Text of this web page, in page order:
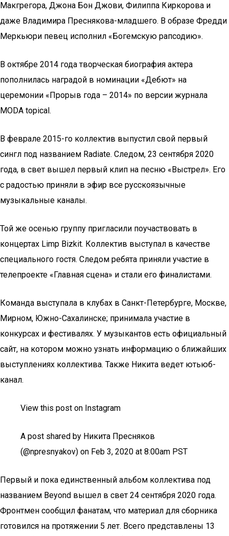
Макгрегора, Джона Бон Джови, Филиппа Киркорова и
даже Владимира Преснякова-младшего. В образе Фредди
Меркьюри певец исполнил «Богемскую рапсодию».
В октябре 2014 года творческая биография актера
пополнилась наградой в номинации «Дебют» на
церемонии «Прорыв года – 2014» по версии журнала
MODA topical.
В феврале 2015-го коллектив выпустил свой первый
сингл под названием Radiate. Следом, 23 сентября 2020
года, в свет вышел первый клип на песню «Выстрел». Его
с радостью приняли в эфир все русскоязычные
музыкальные каналы.
Той же осенью группу пригласили поучаствовать в
концертах Limp Bizkit. Коллектив выступал в качестве
специального гостя. Следом ребята приняли участие в
телепроекте «Главная сцена» и стали его финалистами.
Команда выступала в клубах в Санкт-Петербурге, Москве,
Мирном, Южно-Сахалинске; принимала участие в
конкурсах и фестивалях. У музыкантов есть официальный
сайт, на котором можно узнать информацию о ближайших
выступлениях коллектива. Также Никита ведет ютьюб-
канал.
View this post on Instagram
A post shared by Никита Пресняков
(@npresnyakov) on Feb 3, 2020 at 8:00am PST
Первый и пока единственный альбом коллектива под
названием Beyond вышел в свет 24 сентября 2020 года.
Фронтмен сообщил фанатам, что материал для сборника
готовился на протяжении 5 лет. Всего представлены 13